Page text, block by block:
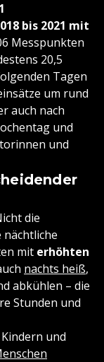
bis 2021 mit
Messpunkten
20,5
Tagen
um rund
auch nach
und
und
die
mit erhöhten
nachts heiß,
abkühlen – die
Stunden und
und